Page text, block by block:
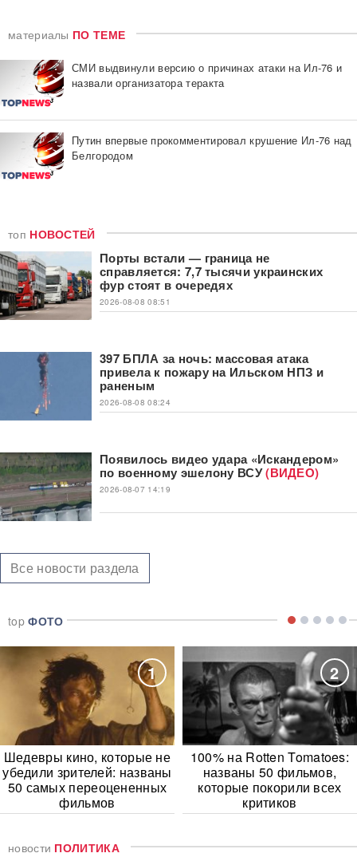
материалы ПО ТЕМЕ
СМИ выдвинули версию о причинах атаки на Ил-76 и
назвали организатора теракта
Путин впервые прокомментировал крушение Ил-76 над
Белгородом
топ НОВОСТЕЙ
Порты встали — граница не
справляется: 7,7 тысячи украинских
фур стоят в очередях
2026-08-08 08:51
397 БПЛА за ночь: массовая атака
привела к пожару на Ильском НПЗ и
раненым
2026-08-08 08:24
Появилось видео удара «Искандером»
по военному эшелону ВСУ(ВИДЕО)
2026-08-07 14:19
Все новости раздела
topФОТО
1
Шедевры кино, которые не
убедили зрителей: названы
50 самых переоцененных
фильмов
2
100% на Rotten Tomatoes:
названы 50 фильмов,
которые покорили всех
критиков
новости ПОЛИТИКА